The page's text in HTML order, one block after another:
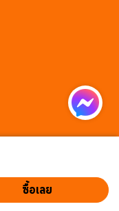
ซื้อเลย